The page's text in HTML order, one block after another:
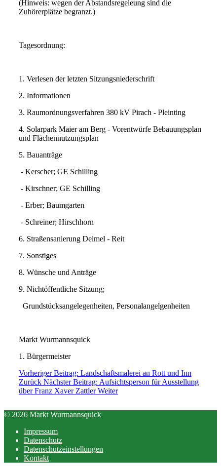
(Hinweis: wegen der Abstandsregeleung sind die
Zuhörerplätze begranzt.)
Tagesordnung:
1. Verlesen der letzten Sitzungsniederschrift
2. Informationen
3. Raumordnungsverfahren 380 kV Pirach - Pleinting
4. Solarpark Maier am Berg - Vorentwürfe Bebauungsplan
und Flächennutzungsplan
5. Bauanträge
- Kerscher; GE Schilling
- Kirschner; GE Schilling
- Erber; Baumgarten
- Schreiner; Hirschhorn
6. Straßensanierung Deimel - Reit
7. Sonstiges
8. Wünsche und Anträge
9. Nichtöffentliche Sitzung;
Grundstücksangelegenheiten, Personalangelgenheiten
Markt Wurmannsquick
1. Bürgermeister
Vorheriger Beitrag: Landschaftsmalerei an Rott und Inn
Zurück Nächster Beitrag: Aufsichtsperson für Ausstellung
über Franz Xaver ZattlerWeiter
© 2026 Markt Wurmannsquick
Impressum
Datenschutz
Datenschutzeinstellungen
Kontakt